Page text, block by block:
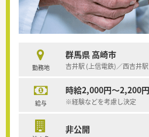
勤務地
群馬県 高崎市
吉井駅 (上信電鉄)／西吉井
給与
時給2,000円～2,200円
※経験などを考慮し決定
非公開